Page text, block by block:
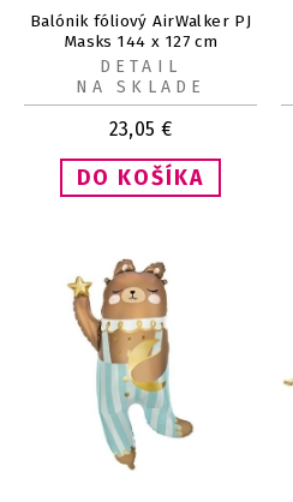
Balónik fóliový AirWalker PJ
Masks 144 x 127 cm
23,05 €
DETAIL
NA SKLADE